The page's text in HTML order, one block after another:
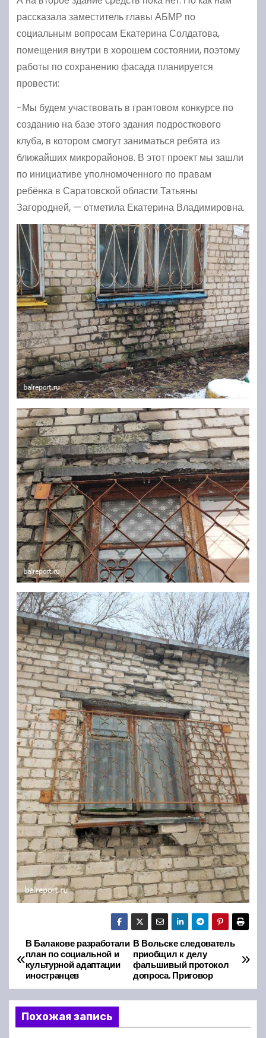
рассказала заместитель главы АБМР по
социальным вопросам Екатерина Солдатова,
помещения внутри в хорошем состоянии, поэтому
работы по сохранению фасада планируется
провести:
-Мы будем участвовать в грантовом конкурсе по
созданию на базе этого здания подросткового
клуба, в котором смогут заниматься ребята из
ближайших микрорайонов. В этот проект мы зашли
по инициативе уполномоченного по правам
ребёнка в Саратовской области Татьяны
Загородней, — отметила Екатерина Владимировна.
Н
а
в
и
В Вольске следователь
приобщил к делу
фальшивый протокол
допроса. Приговор
В Балакове разработали
план по социальной и
культурной адаптации
иностранцев
Похожая запись